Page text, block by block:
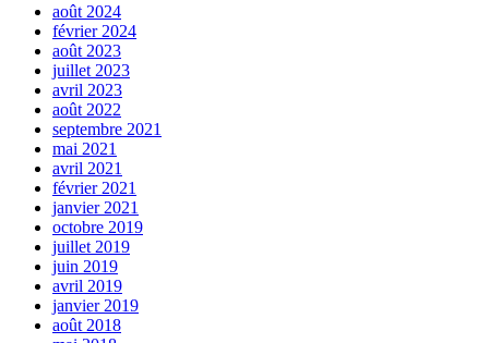
août 2024
février 2024
août 2023
juillet 2023
avril 2023
août 2022
septembre 2021
mai 2021
avril 2021
février 2021
janvier 2021
octobre 2019
juillet 2019
juin 2019
avril 2019
janvier 2019
août 2018